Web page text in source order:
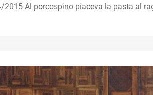
2015 Al porcospino piaceva la pasta al